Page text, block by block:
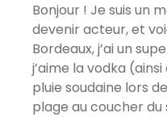
Bonjour ! Je suis un
devenir acteur, et
Bordeaux, j’ai un
j’aime la vodka
pluie soudaine lors
plage au coucher du